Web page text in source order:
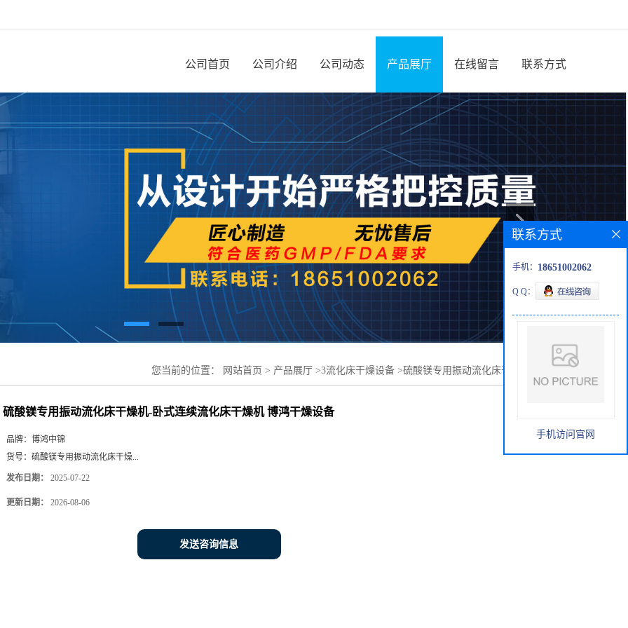
公司首页 公司介绍 公司动态 产品展厅 在线留言 联系方式
您当前的位置： 网站首页 > 产品展厅 >3流化床干燥设备 >硫酸镁专用振动流化床干燥机-卧式连
硫酸镁专用振动流化床干燥机-卧式连续流化床干燥机 博鸿干燥设备
品牌： 博鸿中锦
货号： 硫酸镁专用振动流化床干燥...
发布日期： 2025-07-22
更新日期： 2026-08-06
发送咨询信息
联系方式
手机： 18651002062
Q Q：
手机访问官网